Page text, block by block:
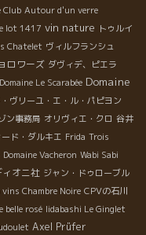
Club Autour d'un verre
lot 1417 vin nature トゥルイ
Chatelet ヴィルフランシュ
ロワーズ ダヴィデ、ピエラ
Domaine Le Scarabée Domaine
ヴリーユ・エ・ル・パピヨン
ン事務局 オリヴィエ・クロ 谷井
ド・ダルキエ Frida Trois
Domaine Vacheron Wabi Sabi
ィオニ社 ジャン・ドゥローブル
vins Chambre Noire CPVの石川
belle rosé Iidabashi Le Ginglet
Axel Prüfer